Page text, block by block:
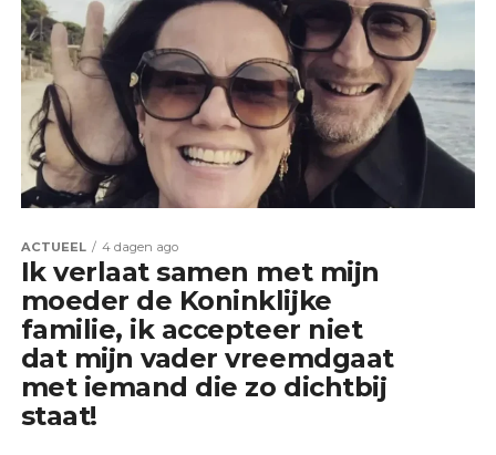
ACTUEEL 4 dagen ago
Ik verlaat samen met mijn
moeder de Koninklijke
familie, ik accepteer niet
dat mijn vader vreemdgaat
met iemand die zo dichtbij
staat!